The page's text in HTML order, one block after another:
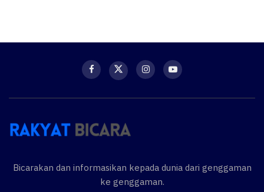
Bicarakan dan informasikan kepada dunia dari genggaman
ke genggaman.